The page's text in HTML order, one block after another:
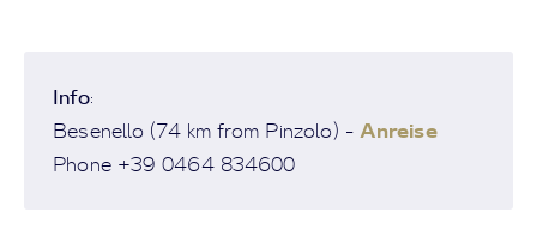
Info:
Besenello (74 km from Pinzolo) - Anreise
Phone +39 0464 834600